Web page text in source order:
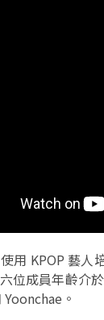
使用 KPOP 藝
位成員年齡介
。